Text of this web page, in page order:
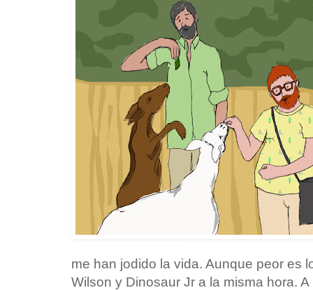
me han jodido la vida. Aunque peor es
Wilson y Dinosaur Jr a la misma hora.